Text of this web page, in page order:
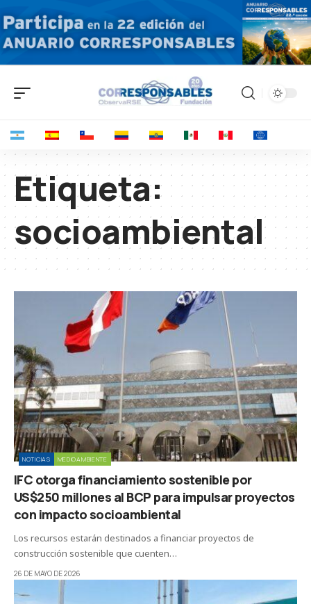
Etiqueta:
socioambiental
NOTICIAS MEDIOAMBIENTE
IFC otorga financiamiento sostenible por
US$250 millones al BCP para impulsar proyectos
con impacto socioambiental
Los recursos estarán destinados a financiar proyectos de
construcción sostenible que cuenten…
26 DE MAYO DE 2026